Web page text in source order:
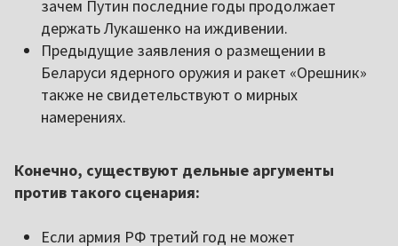
зачем Путин последние годы продолжает
держать Лукашенко на иждивении.
Предыдущие заявления о размещении в
Беларуси ядерного оружия и ракет «Орешник»
также не свидетельствуют о мирных
намерениях.
Конечно, существуют дельные аргументы
против такого сценария:
Если армия РФ третий год не может